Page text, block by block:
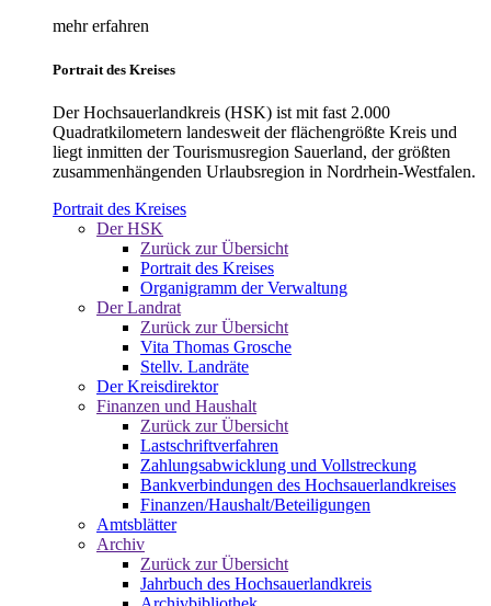
mehr erfahren
Portrait des Kreises
Der Hochsauerlandkreis (HSK) ist mit fast 2.000
Quadratkilometern landesweit der flächengrößte Kreis und
liegt inmitten der Tourismusregion Sauerland, der größten
zusammenhängenden Urlaubsregion in Nordrhein-Westfalen.
Portrait des Kreises
Der HSK
Zurück zur Übersicht
Portrait des Kreises
Organigramm der Verwaltung
Der Landrat
Zurück zur Übersicht
Vita Thomas Grosche
Stellv. Landräte
Der Kreisdirektor
Finanzen und Haushalt
Zurück zur Übersicht
Lastschriftverfahren
Zahlungsabwicklung und Vollstreckung
Bankverbindungen des Hochsauerlandkreises
Finanzen/Haushalt/Beteiligungen
Amtsblätter
Archiv
Zurück zur Übersicht
Jahrbuch des Hochsauerlandkreis